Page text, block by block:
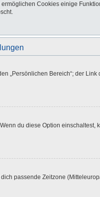
Cookies einige
„Persönlichen Bereich“; der
du diese Option
passende Zeitzone